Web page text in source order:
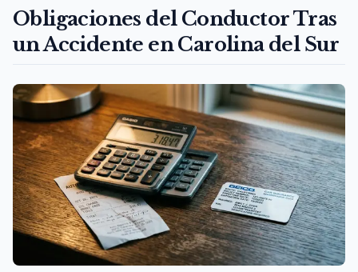
Obligaciones del Conductor Tras
un Accidente en Carolina del Sur